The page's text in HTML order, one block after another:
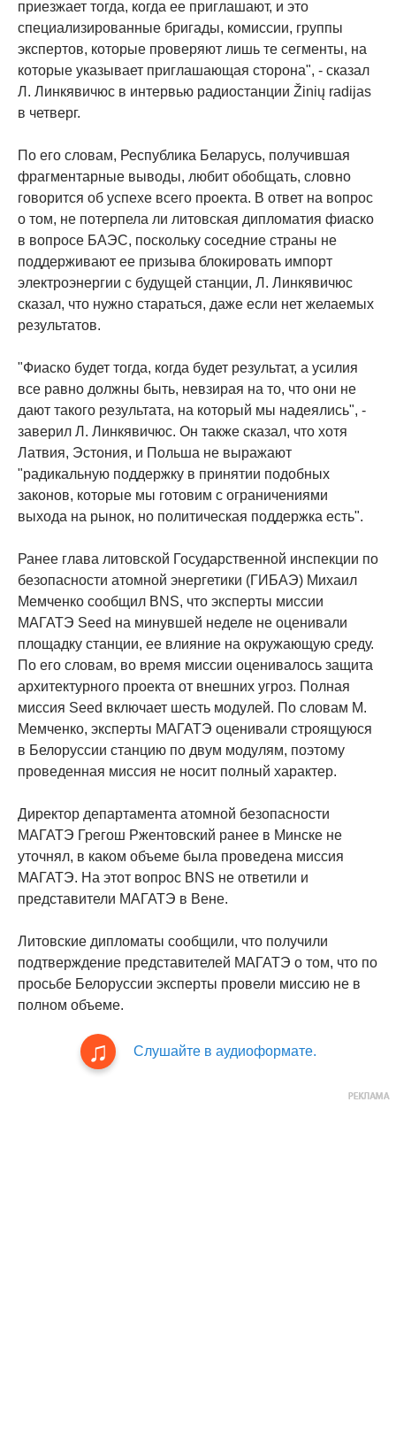
приезжает тогда, когда ее приглашают, и это
специализированные бригады, комиссии, группы
экспертов, которые проверяют лишь те сегменты, на
которые указывает приглашающая сторона", - сказал
Л. Линкявичюс в интервью радиостанции Žinių radijas
в четверг.
По его словам, Республика Беларусь, получившая
фрагментарные выводы, любит обобщать, словно
говорится об успехе всего проекта. В ответ на вопрос
о том, не потерпела ли литовская дипломатия фиаско
в вопросе БАЭС, поскольку соседние страны не
поддерживают ее призыва блокировать импорт
электроэнергии с будущей станции, Л. Линкявичюс
сказал, что нужно стараться, даже если нет желаемых
результатов.
"Фиаско будет тогда, когда будет результат, а усилия
все равно должны быть, невзирая на то, что они не
дают такого результата, на который мы надеялись", -
заверил Л. Линкявичюс. Он также сказал, что хотя
Латвия, Эстония, и Польша не выражают
"радикальную поддержку в принятии подобных
законов, которые мы готовим с ограничениями
выхода на рынок, но политическая поддержка есть".
Ранее глава литовской Государственной инспекции по
безопасности атомной энергетики (ГИБАЭ) Михаил
Мемченко сообщил BNS, что эксперты миссии
МАГАТЭ Seed на минувшей неделе не оценивали
площадку станции, ее влияние на окружающую среду.
По его словам, во время миссии оценивалось защита
архитектурного проекта от внешних угроз. Полная
миссия Seed включает шесть модулей. По словам М.
Мемченко, эксперты МАГАТЭ оценивали строящуюся
в Белоруссии станцию по двум модулям, поэтому
проведенная миссия не носит полный характер.
Директор департамента атомной безопасности
МАГАТЭ Грегош Ржентовский ранее в Минске не
уточнял, в каком объеме была проведена миссия
МАГАТЭ. На этот вопрос BNS не ответили и
представители МАГАТЭ в Вене.
Литовские дипломаты сообщили, что получили
подтверждение представителей МАГАТЭ о том, что по
просьбе Белоруссии эксперты провели миссию не в
полном объеме.
Слушайте в аудиоформате.